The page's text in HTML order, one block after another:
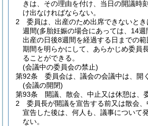
きは、その理由を付け、当日の開議時
け出なければならない。
2
委員は、出産のため出席できないと
週間(多胎妊娠の場合にあっては、14週
出産の日後8週間を経過する日までの
期間を明らかにして、あらかじめ委員
ることができる。
(会議中の委員会の禁止)
第92条
委員会は、議会の会議中は、開
(会議の開閉)
第93条
開議、散会、中止又は休憩は、
2
委員長が開議を宣告する前又は散会
宣告した後は、何人も、議事について
ない。